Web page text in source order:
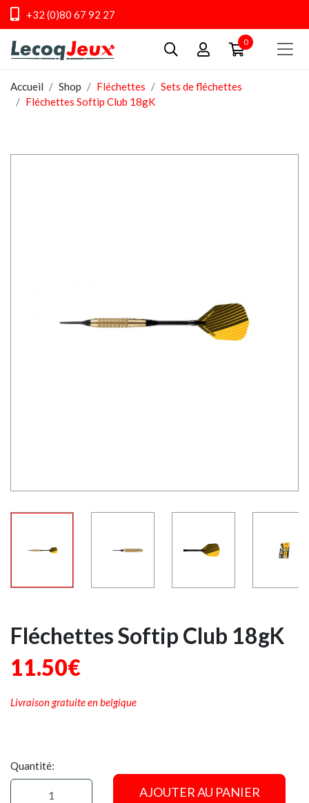
+32 (0)80 67 92 27
0
Accueil Shop Fléchettes
Sets de fléchettes
Fléchettes Softip Club 18gK
Fléchettes Softip Club 18gK
11.50€
Livraison gratuite en belgique
Quantité:
AJOUTER AU PANIER